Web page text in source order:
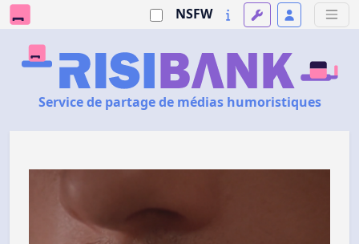
NSFW
Service de partage de médias humoristiques